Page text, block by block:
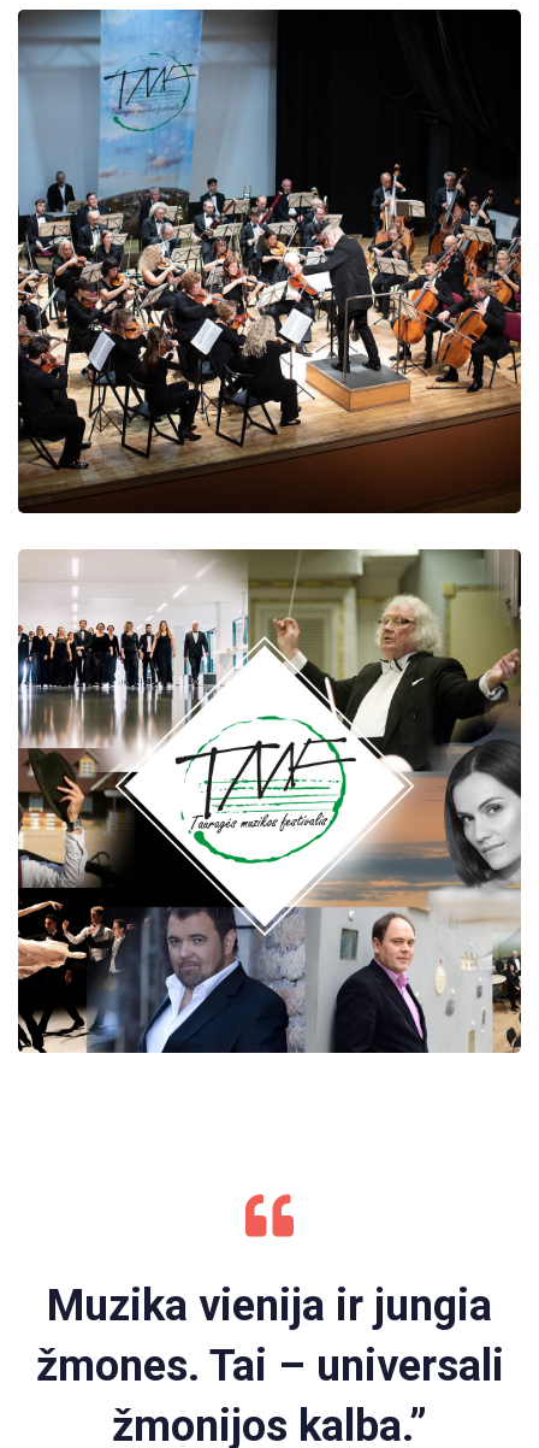
Muzika vienija ir jungia
žmones. Tai – universali
žmonijos kalba.”